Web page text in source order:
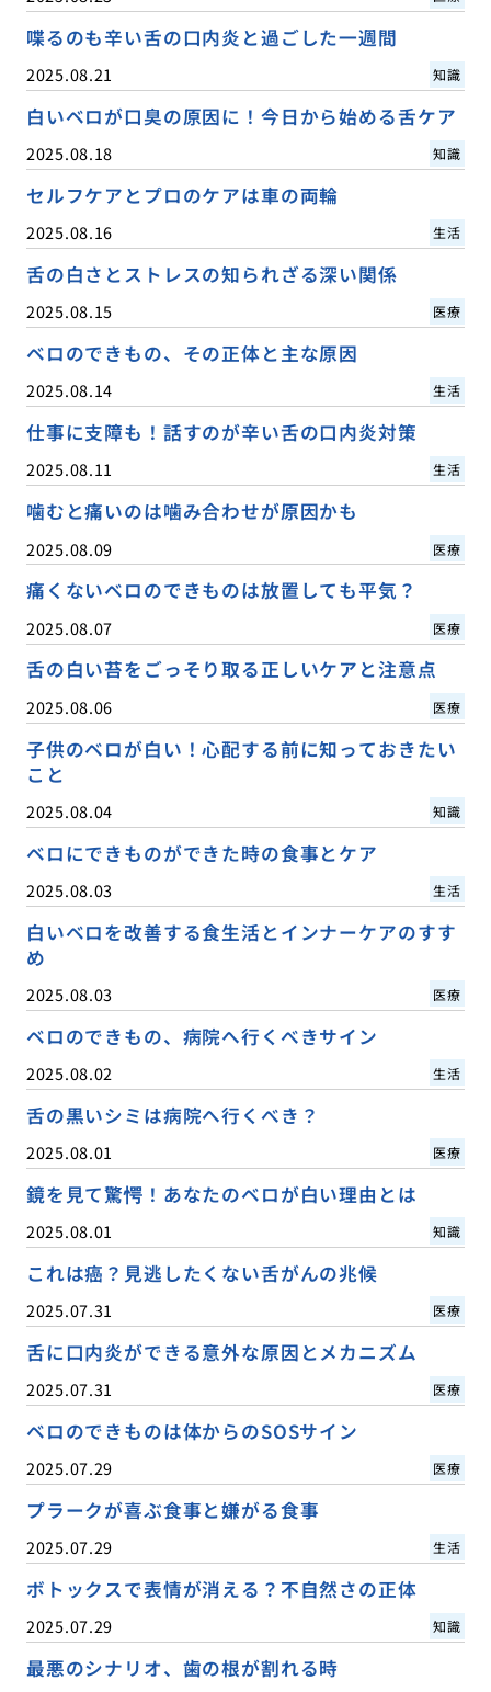
喋るのも辛い舌の口内炎と過ごした一週間
2025.08.21 知識
白いベロが口臭の原因に！今日から始める舌ケア
2025.08.18 知識
セルフケアとプロのケアは車の両輪
2025.08.16 生活
舌の白さとストレスの知られざる深い関係
2025.08.15 医療
ベロのできもの、その正体と主な原因
2025.08.14 生活
仕事に支障も！話すのが辛い舌の口内炎対策
2025.08.11 生活
噛むと痛いのは噛み合わせが原因かも
2025.08.09 医療
痛くないベロのできものは放置しても平気？
2025.08.07 医療
舌の白い苔をごっそり取る正しいケアと注意点
2025.08.06 医療
子供のベロが白い！心配する前に知っておきたい
こと
2025.08.04 知識
ベロにできものができた時の食事とケア
2025.08.03 生活
白いベロを改善する食生活とインナーケアのすす
め
2025.08.03 医療
ベロのできもの、病院へ行くべきサイン
2025.08.02 生活
舌の黒いシミは病院へ行くべき？
2025.08.01 医療
鏡を見て驚愕！あなたのベロが白い理由とは
2025.08.01 知識
これは癌？見逃したくない舌がんの兆候
2025.07.31 医療
舌に口内炎ができる意外な原因とメカニズム
2025.07.31 医療
ベロのできものは体からのSOSサイン
2025.07.29 医療
プラークが喜ぶ食事と嫌がる食事
2025.07.29 生活
ボトックスで表情が消える？不自然さの正体
2025.07.29 知識
最悪のシナリオ、歯の根が割れる時